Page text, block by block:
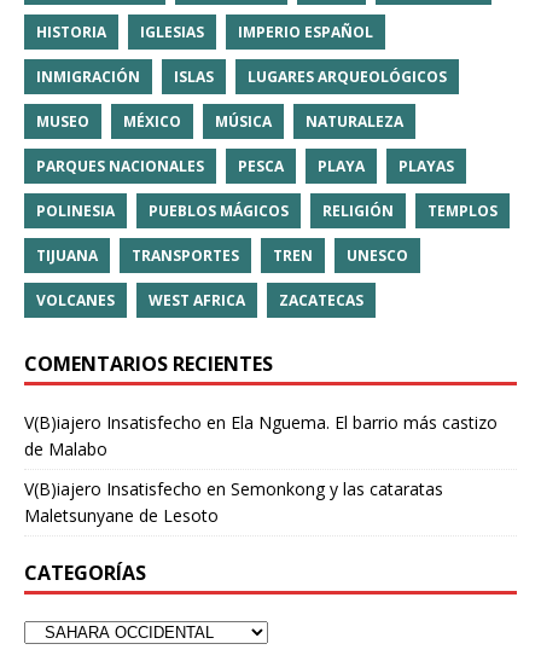
HISTORIA IGLESIAS IMPERIO ESPAÑOL
INMIGRACIÓN ISLAS LUGARES ARQUEOLÓGICOS
MUSEO MÉXICO MÚSICA NATURALEZA
PARQUES NACIONALES PESCA PLAYA PLAYAS
POLINESIA PUEBLOS MÁGICOS RELIGIÓN TEMPLOS
TIJUANA TRANSPORTES TREN UNESCO
VOLCANES WEST AFRICA ZACATECAS
COMENTARIOS RECIENTES
V(B)iajero Insatisfecho en Ela Nguema. El barrio más castizo
de Malabo
V(B)iajero Insatisfecho en Semonkong y las cataratas
Maletsunyane de Lesoto
CATEGORÍAS